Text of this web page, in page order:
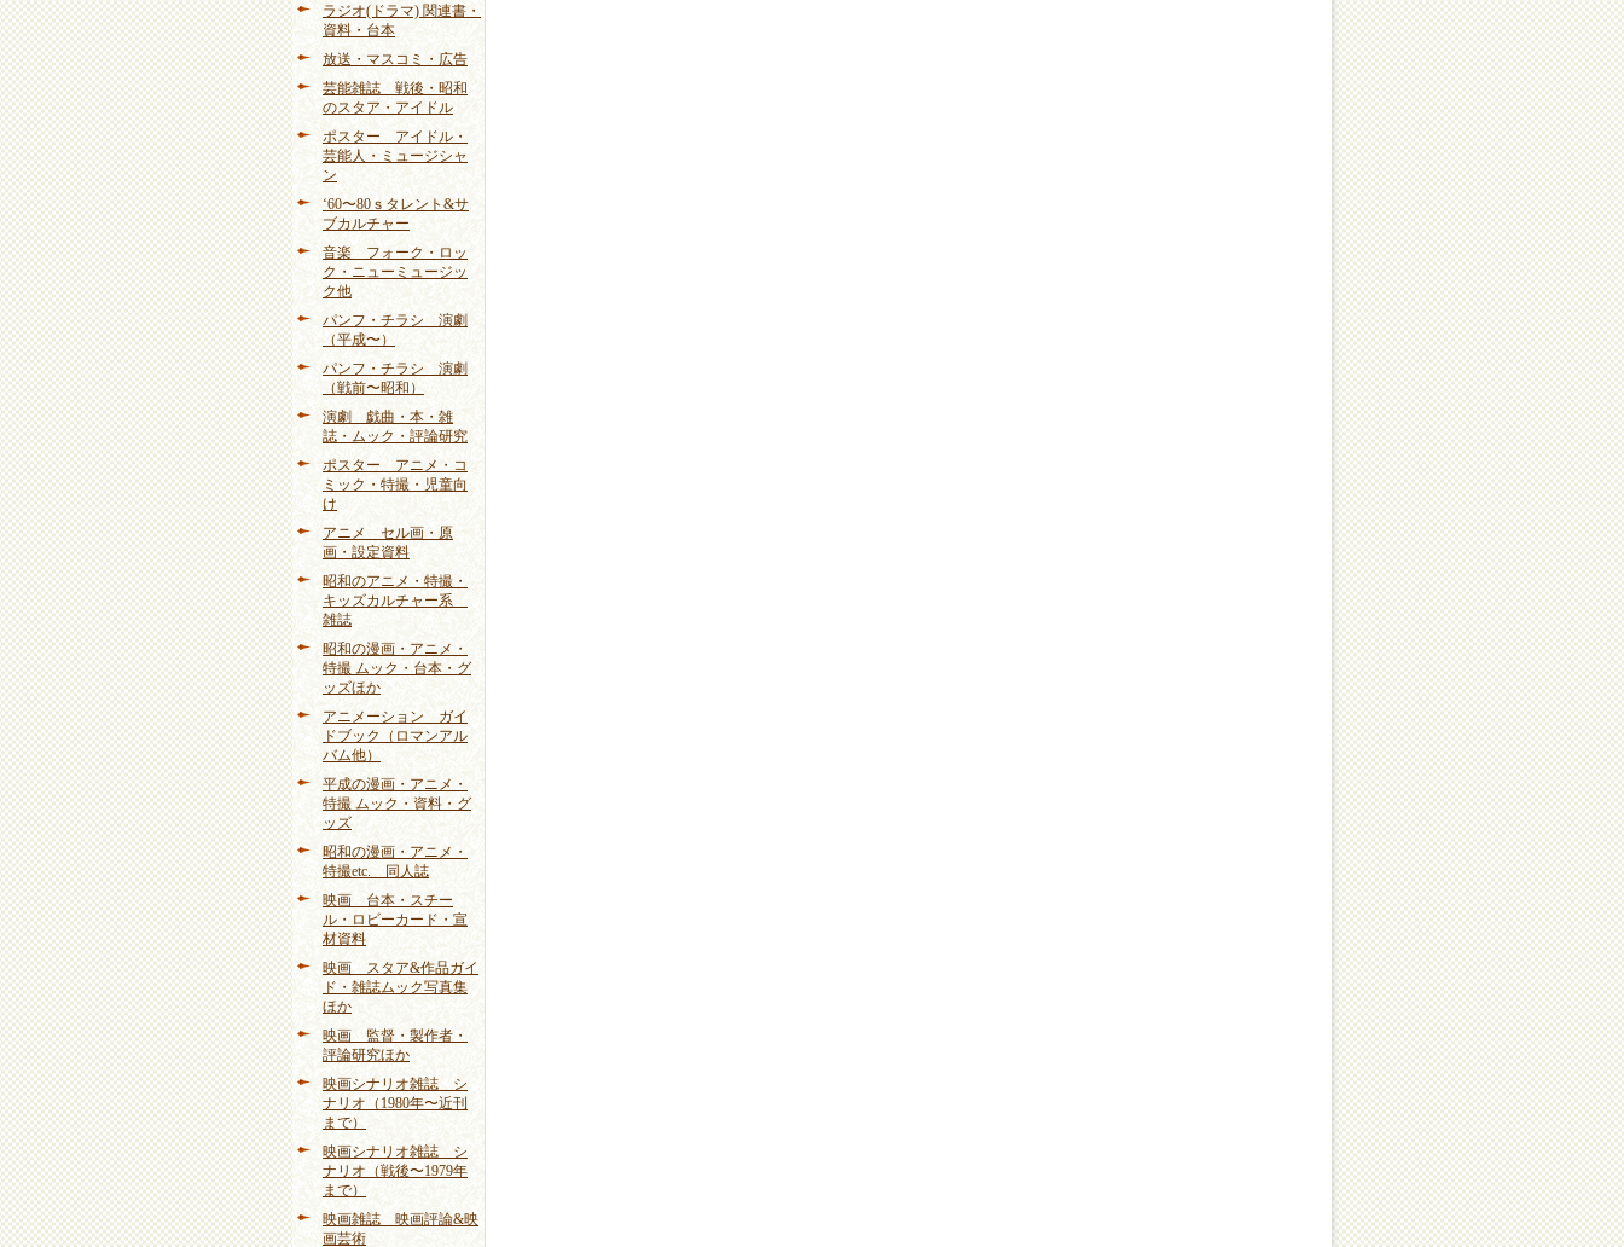
ラジオ(ドラマ) 関連書・
資料・台本
放送・マスコミ・広告
芸能雑誌 戦後・昭和
のスタア・アイドル
ポスター アイドル・
芸能人・ミュージシャ
ン
‘60〜80ｓタレント&サ
ブカルチャー
音楽 フォーク・ロッ
ク・ニューミュージッ
ク他
パンフ・チラシ 演劇
（平成〜）
パンフ・チラシ 演劇
（戦前〜昭和）
演劇 戯曲・本・雑
誌・ムック・評論研究
ポスター アニメ・コ
ミック・特撮・児童向
け
アニメ セル画・原
画・設定資料
昭和のアニメ・特撮・
キッズカルチャー系
雑誌
昭和の漫画・アニメ・
特撮 ムック・台本・グ
ッズほか
アニメーション ガイ
ドブック（ロマンアル
バム他）
平成の漫画・アニメ・
特撮 ムック・資料・グ
ッズ
昭和の漫画・アニメ・
特撮etc. 同人誌
映画 台本・スチー
ル・ロビーカード・宣
材資料
映画 スタア&作品ガイ
ド・雑誌ムック写真集
ほか
映画 監督・製作者・
評論研究ほか
映画シナリオ雑誌 シ
ナリオ（1980年〜近刊
まで）
映画シナリオ雑誌 シ
ナリオ（戦後〜1979年
まで）
映画雑誌 映画評論&映
画芸術